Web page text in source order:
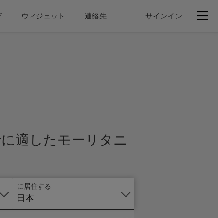
ウィジェット 連絡先 サインイン
適したモーリタニ
に居住する
日本